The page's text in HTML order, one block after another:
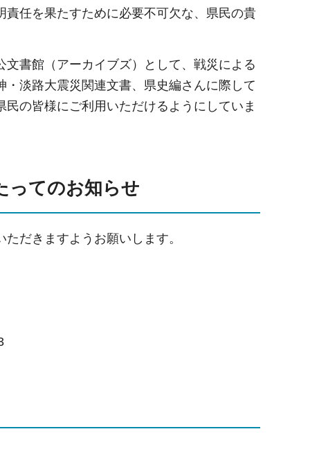
任を果たすために必要不可欠な、県民の貴
書館（アーカイブズ）として、戦災による
淡路大震災関連文書、県史編さんに際して
の皆様にご利用いただけるようにしていま
ってのお知らせ
ただきますようお願いします。